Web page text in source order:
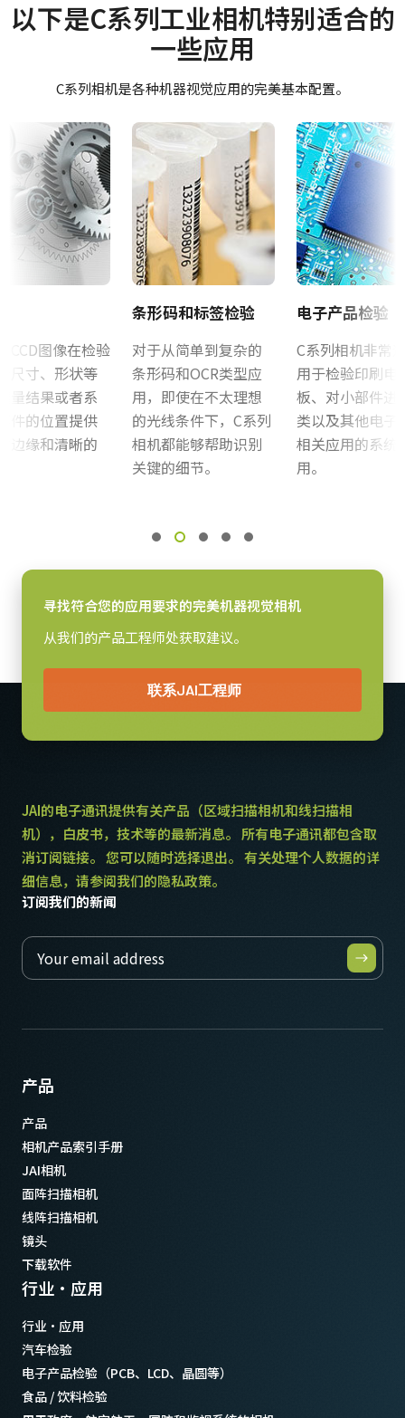
摄像机类别
面阵扫描
规格
2 百万像素
规格 横x纵
1620 x 1220 px
接口
Mini Camera Link接口 (PoCL)
感光芯片
感光芯片名
4.4 x 4.4 µm
快门方式
全局快门
感光芯片对角
9 毫米
7.1 x 5.4 mm
重量
115 克
视频信号输出
8/10-bit
耗电
动作温度 (自然放热时)
Manual - CM-200PMCL
Datasheet - CM-200PMCL
Control tool - CM-CB-200-MCL-PMCL 32-bit
Control tool - CM-CB-200-MCL-PMCL 64-bit
证书等
CE Certificate – CM-200PMCL
CAD file - C Series 140-200 MCL-PMCL
Camera Selection Guide - Chinese
适用于所有JAI工业M系列和A系列相机的三脚架转接板（CV-M53x
坏内部电路板。 注：对于CV-A10GE和CV-M70GE，使用MP-41转接
以下是C系列工业相机特别适合的
一些应用
C系列相机是各种机器视觉应用的完美基本配置。
CCD图像在检验
尺寸、形状等
量结果或者系
件的位置提供
边缘和清晰的
条形码和标签检验
对于从简单到复杂的
条形码和OCR类型应
用，即使在不太理想
的光线条件下，C系列
相机都能够帮助识别
关键的细节。
电子产品检验
C系列相机非常
用于检验印刷电
板、对小部件进
类以及其他电子
相关应用的系统
用。
寻找符合您的应用要求的完美机器视觉相机
从我们的产品工程师处获取建议。
联系JAI工程师
JAI的电子通讯提供有关产品（区域扫描相机和线扫描相
机），白皮书，技术等的最新消息。 所有电子通讯都包含取
消订阅链接。 您可以随时选择退出。 有关处理个人数据的详
细信息，请参阅我们的隐私政策。
订阅我们的新闻
产品
产品
相机产品索引手册
JAI相机
面阵扫描相机
线阵扫描相机
镜头
下载软件
行业·应用
行业·应用
汽车检验
电子产品检验（PCB、LCD、晶圆等）
食品 / 饮料检验